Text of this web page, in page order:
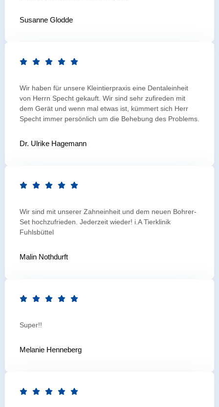
Susanne Glodde
Wir haben für unsere Kleintierpraxis eine Dentaleinheit
von Herrn Specht gekauft. Wir sind sehr zufireden mit
dem Gerät und wenn mal etwas ist, kümmert sich Herr
Specht immer persönlich um die Behebung des Problems.
Dr. Ulrike Hagemann
Wir sind mit unserer Zahneinheit und dem neuen Bohrer-
Set hochzufrieden. Jederzeit wieder! i.A Tierklinik
Fuhlsbüttel
Malin Nothdurft
Super!!
Melanie Henneberg